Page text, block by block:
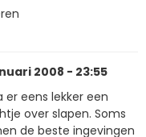
2008 - 23:55
er eens lekker een
over slapen. Soms
de beste ingevingen